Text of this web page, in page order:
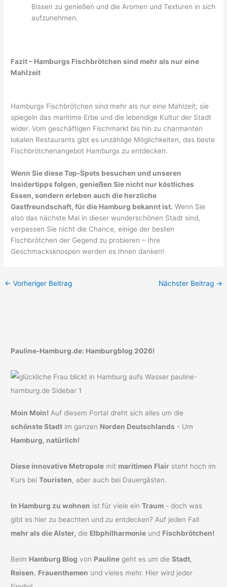
Bissen zu genießen und die Aromen und Texturen in sich
aufzunehmen.
Fazit – Hamburgs Fischbrötchen sind mehr als nur eine
Mahlzeit
Hamburgs Fischbrötchen sind mehr als nur eine Mahlzeit; sie
spiegeln das maritime Erbe und die lebendige Kultur der Stadt
wider. Vom geschäftigen Fischmarkt bis hin zu charmanten
lokalen Restaurants gibt es unzählige Möglichkeiten, das beste
Fischbrötchenangebot Hamburgs zu entdecken.
Wenn Sie diese Top-Spots besuchen und unseren
Insidertipps folgen, genießen Sie nicht nur köstliches
Essen, sondern erleben auch die herzliche
Gastfreundschaft, für die Hamburg bekannt ist. Wenn Sie
also das nächste Mal in dieser wunderschönen Stadt sind,
verpassen Sie nicht die Chance, einige der besten
Fischbrötchen der Gegend zu probieren – Ihre
Geschmacksknospen werden es Ihnen danken!
← Vorheriger Beitrag Nächster Beitrag →
Pauline-Hamburg.de: Hamburgblog 2026!
Moin Moin! Auf diesem Portal dreht sich alles um die
schönste Stadt im ganzen Norden Deutschlands - Um
Hamburg, natürlich!
Diese innovative Metropole mit maritimen Flair steht hoch im
Kurs beiTouristen, aber auch bei Dauergästen.
In Hamburg zu wohnen ist für viele einTraum - doch was
gibt es hier zu beachten und zu entdecken? Auf jeden Fall
mehr als die Alster, die Elbphilharmonie und Fischbrötchen!
Beim Hamburg Blog von Pauline geht es um dieStadt,
Reisen, Frauenthemen und vieles mehr. Hier wird jeder